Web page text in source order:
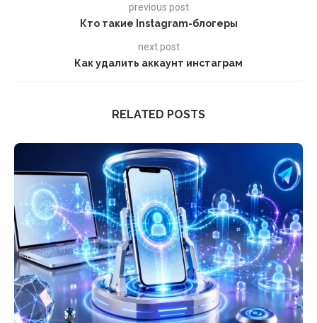
previous post
Кто такие Instagram-блогеры
next post
Как удалить аккаунт инстаграм
RELATED POSTS